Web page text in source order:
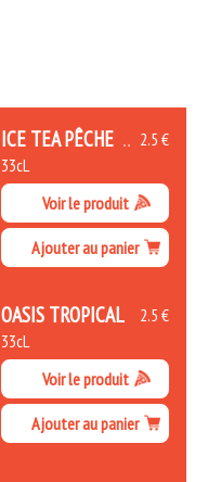
2.5 €
ICE TEA PÊCHE
33cL
Voir le produit
Ajouter au panier
2.5 €
OASIS TROPICAL
33cL
Voir le produit
Ajouter au panier